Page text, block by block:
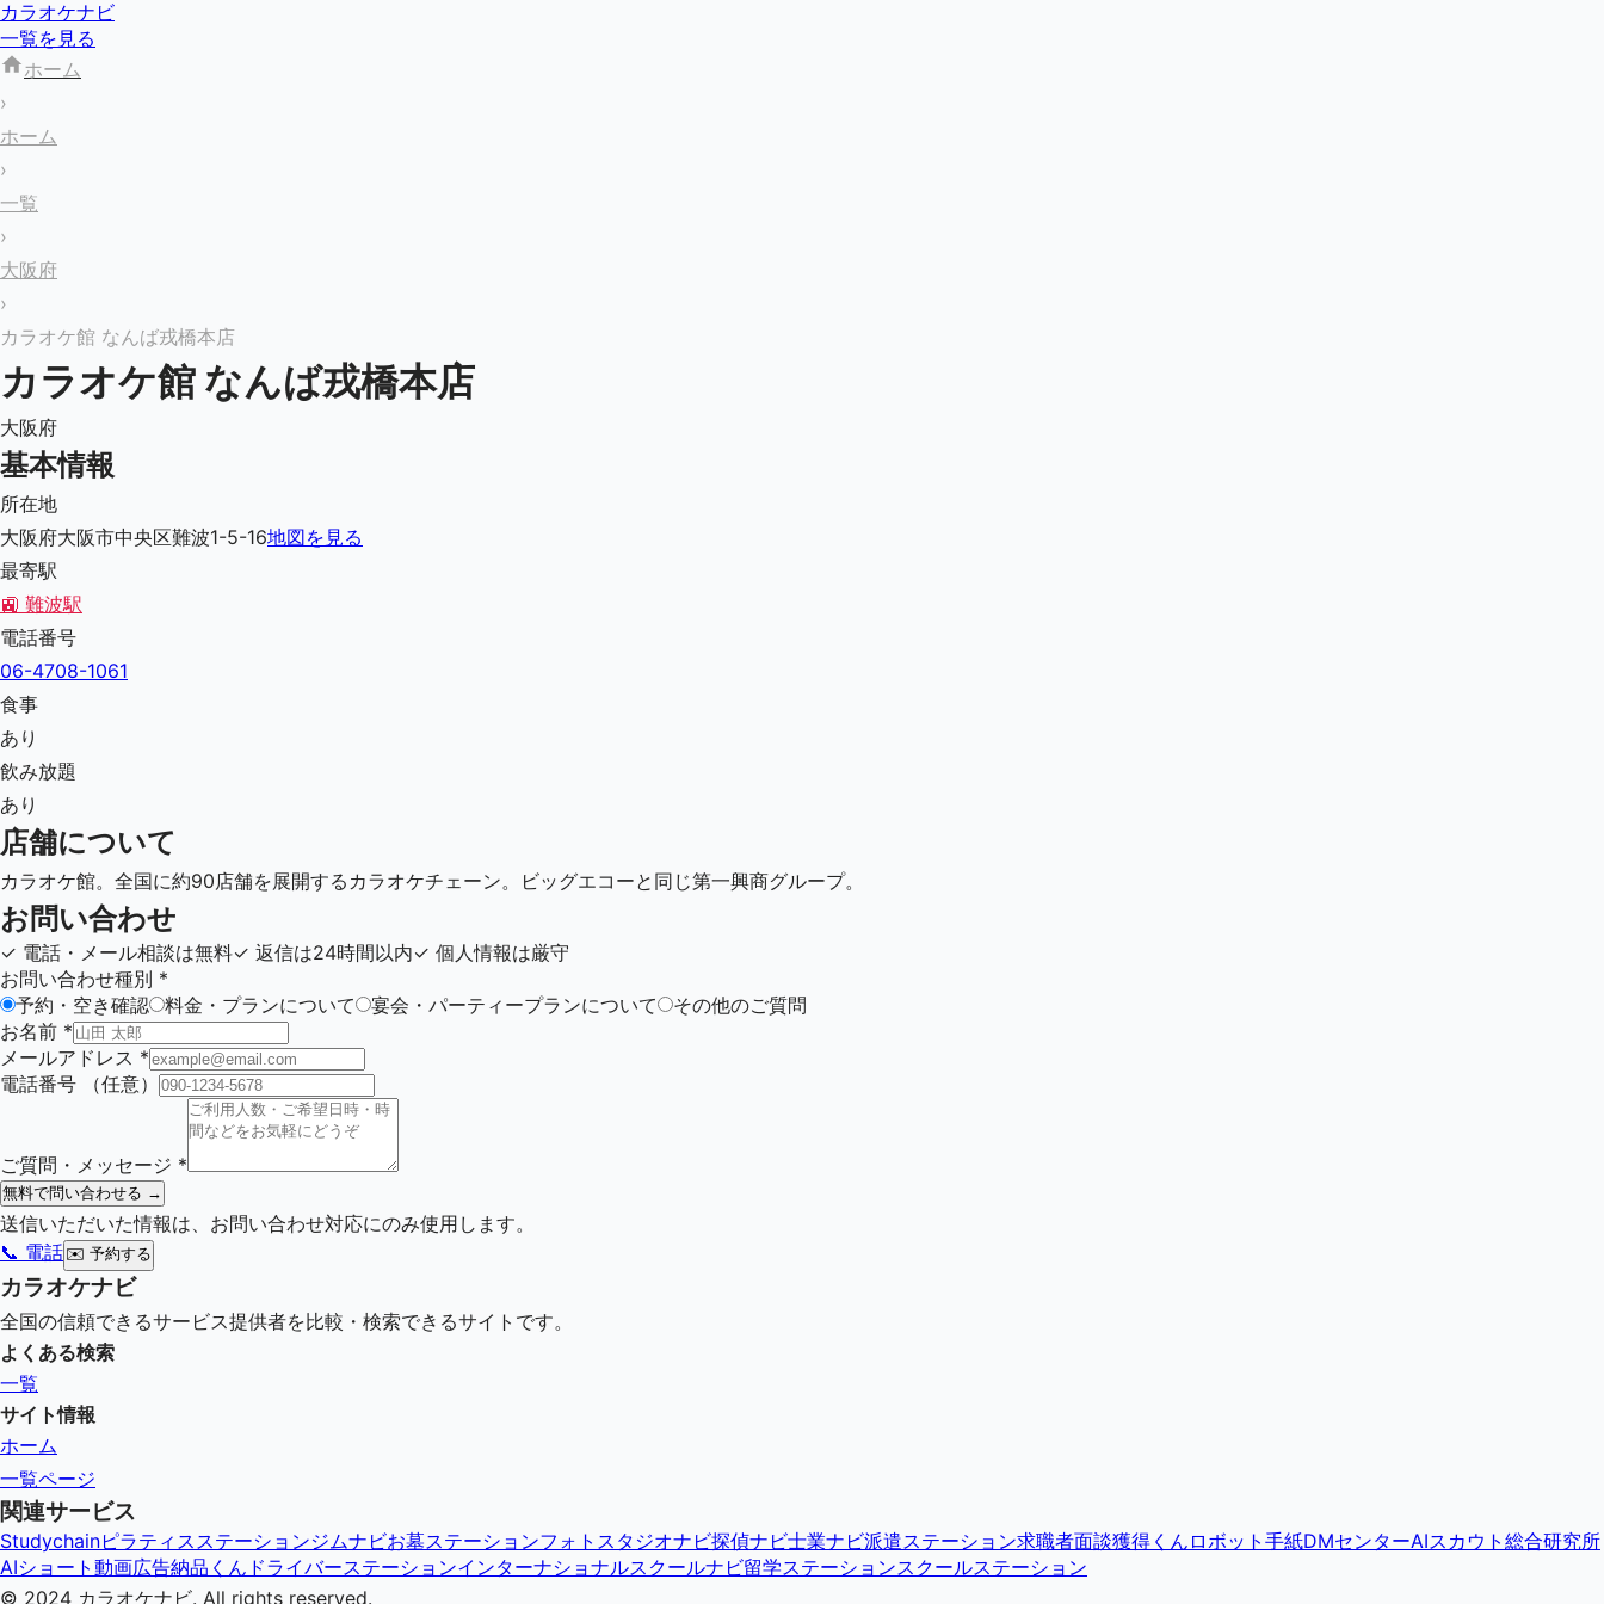
カラオケナビ
一覧を見る
ホーム
›
ホーム
›
一覧
›
大阪府
›
カラオケ館 なんば戎橋本店
カラオケ館 なんば戎橋本店
大阪府
基本情報
所在地
大阪府大阪市中央区難波1-5-16地図を見る
最寄駅
🚉 難波駅
電話番号
06-4708-1061
食事
あり
飲み放題
あり
店舗について
カラオケ館。全国に約90店舗を展開するカラオケチェーン。ビッグエコーと同じ第一興商グループ。
お問い合わせ
✓ 電話・メール相談は無料✓ 返信は24時間以内✓ 個人情報は厳守
お問い合わせ種別 *
予約・空き確認
料金・プランについて 宴会・パーティープランについて
その他のご質問
お名前 *
メールアドレス *
電話番号
（任意）
ご質問・メッセージ *
無料で問い合わせる →
送信いただいた情報は、お問い合わせ対応にのみ使用します。
📞 電話 ✉️ 予約する
カラオケナビ
全国の信頼できるサービス提供者を比較・検索できるサイトです。
よくある検索
一覧
サイト情報
ホーム
一覧ページ
関連サービス
Studychainピラティスステーションジムナビお墓ステーションフォトスタジオナビ探偵ナビ士業ナビ派遣ステーション求職者面談獲得くん ロボット手紙DMセンターAIスカウト総合研究所
AIショート動画広告納品くん ドライバーステーションインターナショナルスクールナビ留学ステーションスクールステーション
© 2024 カラオケナビ. All rights reserved.